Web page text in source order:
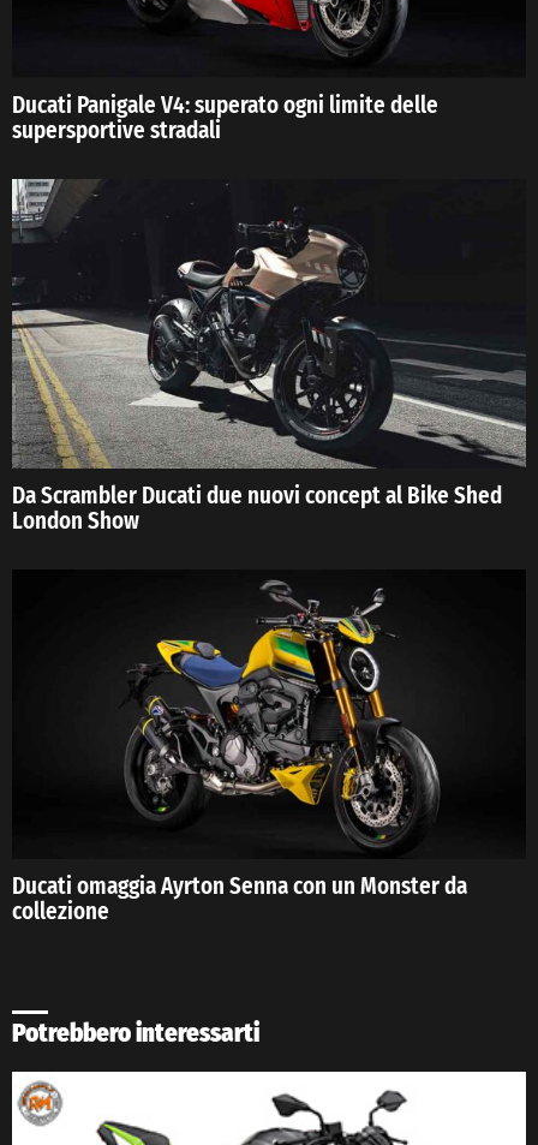
Ducati Panigale V4: superato ogni limite delle
supersportive stradali
Da Scrambler Ducati due nuovi concept al Bike Shed
London Show
Ducati omaggia Ayrton Senna con un Monster da
collezione
Potrebbero interessarti